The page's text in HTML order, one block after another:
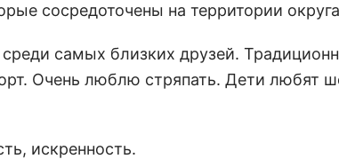
сосредоточены на территории
самых близких друзей.
Очень люблю стряпать. Дети любят
искренность.